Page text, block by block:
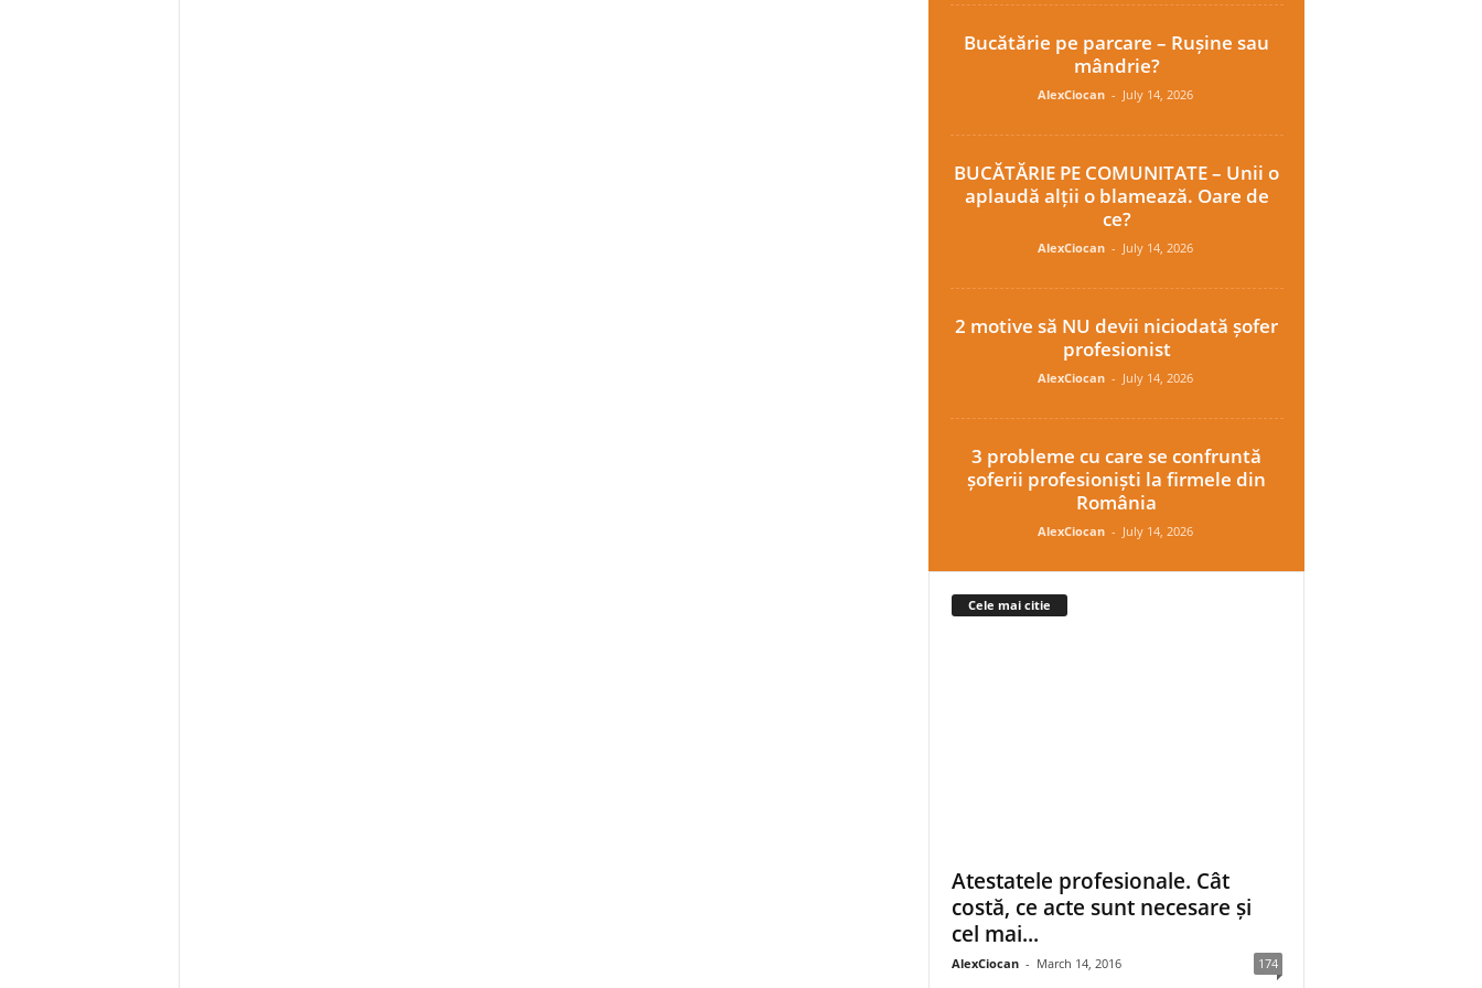
Bucătărie pe parcare – Rușine sau
mândrie?
AlexCiocan - July 14, 2026
BUCĂTĂRIE PE COMUNITATE – Unii o
aplaudă alții o blamează. Oare de
ce?
AlexCiocan - July 14, 2026
2 motive să NU devii niciodată șofer
profesionist
AlexCiocan - July 14, 2026
3 probleme cu care se confruntă
șoferii profesioniști la firmele din
România
AlexCiocan - July 14, 2026
Cele mai citie
Atestatele profesionale. Cât
costă, ce acte sunt necesare și
cel mai...
AlexCiocan - March 14, 2016 174